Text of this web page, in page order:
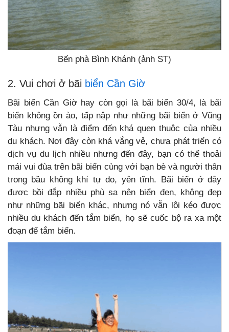
Bến phà Bình Khánh (ảnh ST)
2. Vui chơi ở bãi biển Cần Giờ
Bãi biển Cần Giờ hay còn gọi là bãi biển 30/4, là bãi
biển không ồn ào, tấp nập như những bãi biển ở Vũng
Tàu nhưng vẫn là điểm đến khá quen thuộc của nhiều
du khách. Nơi đây còn khá vắng vẻ, chưa phát triển có
dịch vụ du lịch nhiều nhưng đến đây, bạn có thể thoải
mái vui đùa trên bãi biển cùng với bạn bè và người thân
trong bầu không khí tự do, yên tĩnh. Bãi biển ở đây
được bồi đắp nhiều phù sa nên biển đen, không đẹp
như những bãi biển khác, nhưng nó vẫn lôi kéo được
nhiều du khách đến tắm biển, họ sẽ cuốc bộ ra xa một
đoạn để tắm biển.